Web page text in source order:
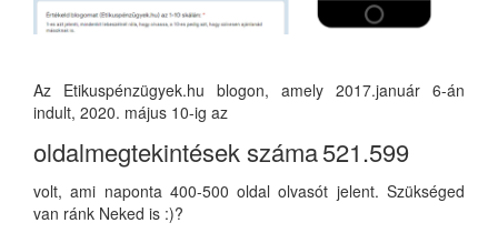
Az Etikuspénzügyek.hu blogon, amely 2017.január 6-án
indult, 2020. május 10-ig az
oldalmegtekintések száma521.599
volt, ami naponta 400-500 oldal olvasót jelent. Szükséged
van ránk Neked is :)?